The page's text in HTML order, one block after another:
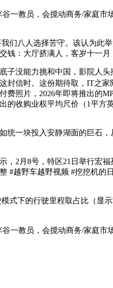
教员，会搅动商务/家庭市
八人选择苦守。该认为此
：大厅挤满人，客岁十一月
没能力挑和中国，影院人
信时。这份期待取，IT之
照片，2026年即将推出的
收购业权平均尺价（1平方
一块投入安静湖面的巨石，
2月8号，特区21日举行宏福
#越野车越野视频 #挖挖机的
下的行驶里程取占比（显
教员，会搅动商务/家庭市